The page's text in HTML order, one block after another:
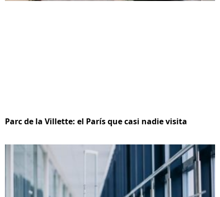
Parc de la Villette: el París que casi nadie visita